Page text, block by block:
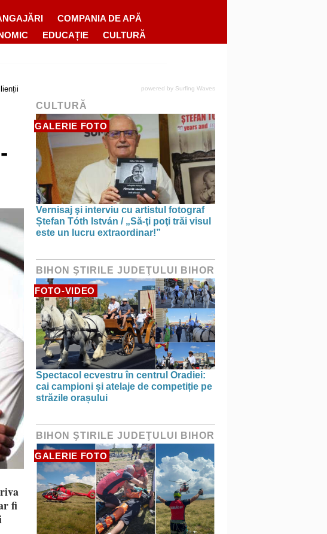
COMPANIA DE APĂ
EDUCAȚIE CULTURĂ
fi
powered by Surfing Waves
CULTURĂ
GALERIE FOTO
Vernisaj şi interviu cu artistul fotograf
Ștefan Tóth István / „Să-ţi poţi trăi visul
este un lucru extraordinar!”
BIHON ŞTIRILE JUDEŢULUI BIHOR
FOTO-VIDEO
Spectacol ecvestru în centrul Oradiei:
cai campioni și atelaje de competiție pe
străzile orașului
BIHON ŞTIRILE JUDEŢULUI BIHOR
GALERIE FOTO